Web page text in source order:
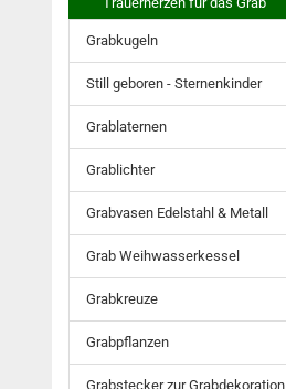
Grabkugeln
Still geboren - Sternenkinder
Grablaternen
Grablichter
Grabvasen Edelstahl & Metall
Grab Weihwasserkessel
Grabkreuze
Grabpflanzen
Grabstecker zur Grabdekoration